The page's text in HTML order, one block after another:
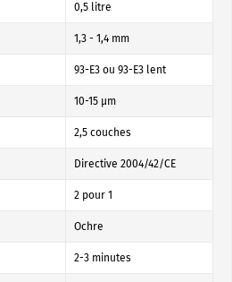
0,5 litre
1,3 - 1,4 mm
93-E3 ou 93-E3 lent
10-15 µm
2,5 couches
Directive 2004/42/CE
2 pour 1
Ochre
2-3 minutes